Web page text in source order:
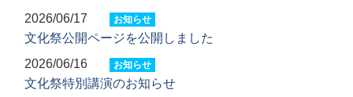
2026/06/17
お知らせ
文化祭公開ページを公開しました
2026/06/16
お知らせ
文化祭特別講演のお知らせ